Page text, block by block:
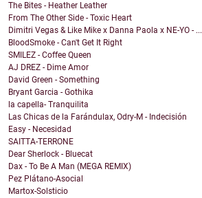
The Bites - Heather Leather
From The Other Side - Toxic Heart
Dimitri Vegas & Like Mike x Danna Paola x NE-YO - ...
BloodSmoke - Can't Get It Right
SMILEZ - Coffee Queen
AJ DREZ - Dime Amor
David Green - Something
Bryant Garcia - Gothika
la capella- Tranquilita
Las Chicas de la Farándulax, Odry-M - Indecisión
Easy - Necesidad
SAITTA-TERRONE
Dear Sherlock - Bluecat
Dax - To Be A Man (MEGA REMIX)
Pez Plátano-Asocial
Martox-Solsticio